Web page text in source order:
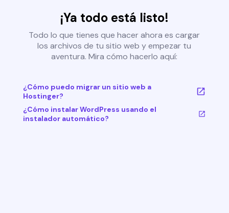
¡Ya todo está listo!
Todo lo que tienes que hacer ahora es cargar
los archivos de tu sitio web y empezar tu
aventura. Mira cómo hacerlo aquí:
¿Cómo puedo migrar un sitio web a
Hostinger?
¿Cómo instalar WordPress usando el
instalador automático?